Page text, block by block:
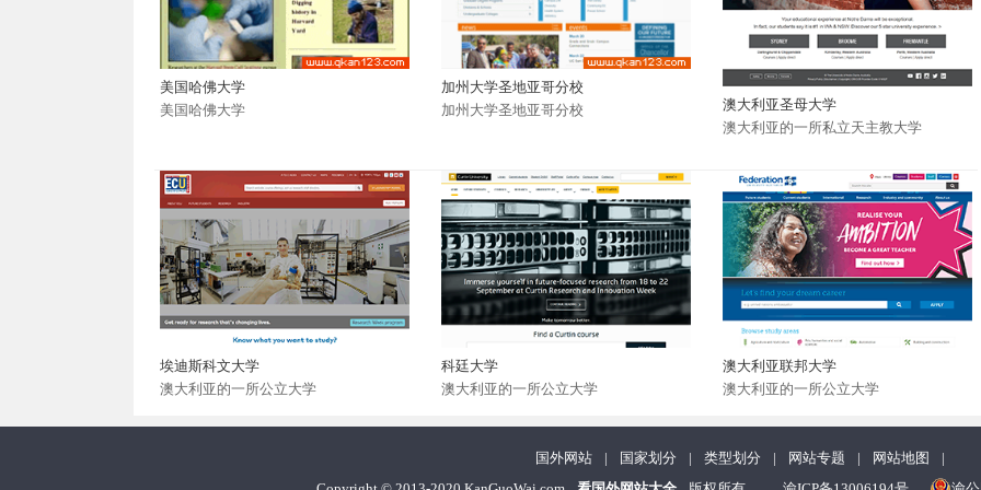
美国哈佛大学
美国哈佛大学
加州大学圣地亚哥分校
加州大学圣地亚哥分校
澳大利亚圣母大学
澳大利亚的一所私立天主教大学
埃迪斯科文大学
澳大利亚的一所公立大学
科廷大学
澳大利亚的一所公立大学
澳大利亚联邦大学
澳大利亚的一所公立大学
国外网站 | 国家划分 | 类型划分 | 网站专题 | 网站地图
|